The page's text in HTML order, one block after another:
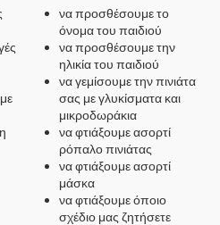
να προσθέσουμε το
όνομα του παιδιού
να προσθέσουμε την
ηλικία του παιδιού
να γεμίσουμε την πινιάτα
σας με γλυκίσματα και
μικροδωράκια
να φτιάξουμε ασορτί
ρόπαλο πινιάτας
να φτιάξουμε ασορτί
μάσκα
να φτιάξουμε όποιο
σχέδιο μας ζητήσετε